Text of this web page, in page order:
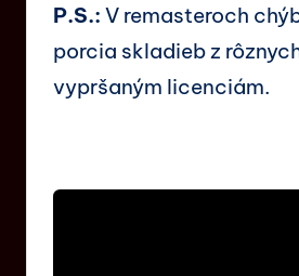
P.S.: V remasteroch
porcia skladieb z
vypršaným licenciám.